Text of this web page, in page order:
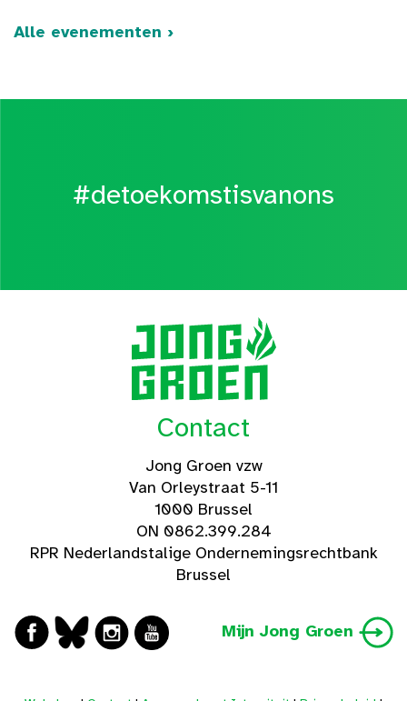
Alle evenementen ›
#detoekomstisvanons
Contact
Jong Groen vzw
Van Orleystraat 5-11
1000 Brussel
ON 0862.399.284
RPR Nederlandstalige Ondernemingsrechtbank
Brussel
Mijn Jong Groen